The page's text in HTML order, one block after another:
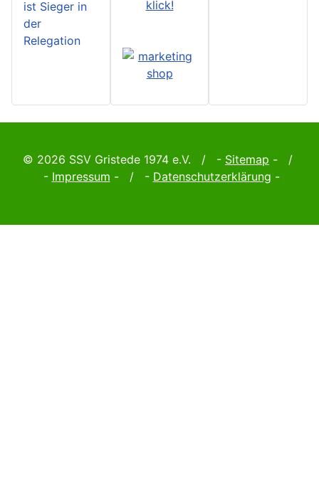
ist Sieger in
der
Relegation
klick!
© 2026 SSV Gristede 1974 e.V. / - Sitemap - /
- Impressum - / - Datenschutzerklärung -